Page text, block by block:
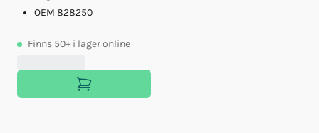
OEM 828250
Finns 50+ i lager online